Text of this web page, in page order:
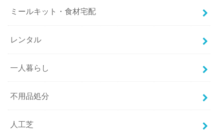
ミールキット・食材宅配
レンタル
一人暮らし
不用品処分
人工芝